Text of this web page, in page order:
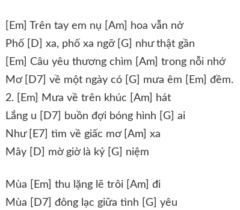
[Em] Trên tay em nụ [Am] hoa vẫn nở
Phố [D] xa, phố xa ngỡ [G] như thật gần
[Em] Câu yêu thương chìm [Am] trong nỗi nhớ
Mơ [D7] về một ngày có [G] mưa êm [Em] đềm.
2. [Em] Mưa về trên khúc [Am] hát
Lắng u [D7] buồn đợi bóng hình [G] ai
Như [E7] tìm về giấc mơ [Am] xa
Mây [D] mờ giờ là kỷ [G] niệm
Mùa [Em] thu lặng lẽ trôi [Am] đi
Mùa [D7] đông lạc giữa tình [G] yêu